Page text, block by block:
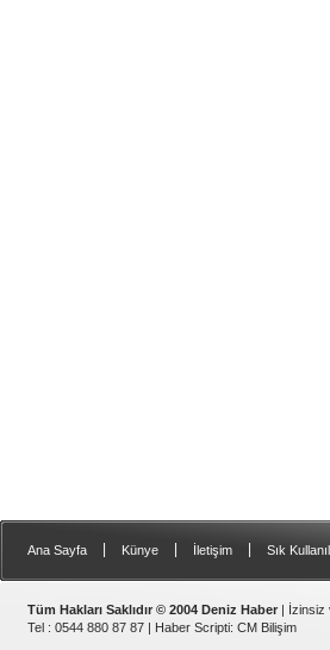
Ana Sayfa Künye İletişim Sık
Tüm Hakları Saklıdır © 2004 Deniz Haber | İzinsiz
Tel : 0544 880 87 87 | Haber Scripti: CM Bilişim